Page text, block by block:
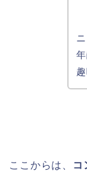
ここからは、 コ